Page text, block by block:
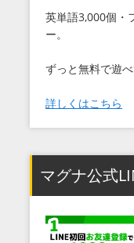
英単語3,000個・
ー。
ずっと無料で遊べ
詳しくはこちら
マグナ公式